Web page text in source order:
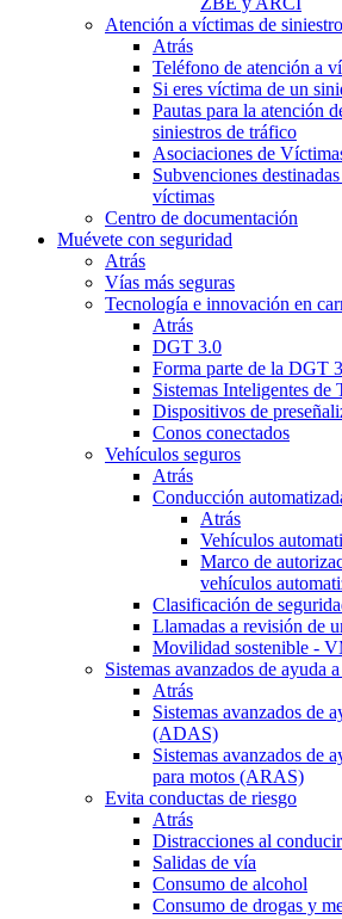
Atención a víctimas de
Atrás
Teléfono de atención a
Si eres víctima de un
Pautas para la atención
siniestros de tráfico
Asociaciones de
Subvenciones
víctimas
Centro de documentación
Muévete con seguridad
Atrás
Vías más seguras
Tecnología e innovación en
Atrás
DGT 3.0
Forma parte de la DGT
Sistemas Inteligentes de
Dispositivos de
Conos conectados
Vehículos seguros
Atrás
Conducción
Atrás
Vehículos
Marco de
vehículos
Clasificación de
Llamadas a revisión de
Movilidad sostenible -
Sistemas avanzados de ayuda
Atrás
Sistemas avanzados de
(ADAS)
Sistemas avanzados de
para motos (ARAS)
Evita conductas de riesgo
Atrás
Distracciones al conducir
Salidas de vía
Consumo de alcohol
Consumo de drogas y